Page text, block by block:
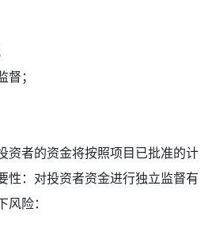
；
资者的资金将按照项目已批准的计
性：对投资者资金进行独立监督有
险：